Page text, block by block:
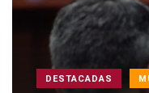
DESTACADAS